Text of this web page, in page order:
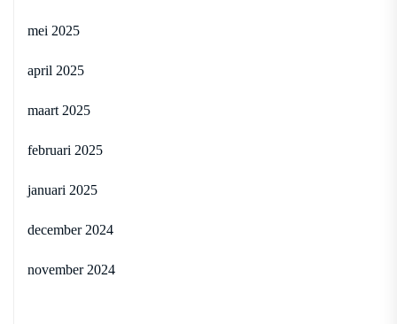
mei 2025
april 2025
maart 2025
februari 2025
januari 2025
december 2024
november 2024